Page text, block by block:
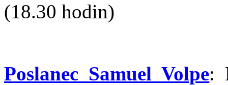
(18.30 hodin)
Poslanec Samuel Volpe: